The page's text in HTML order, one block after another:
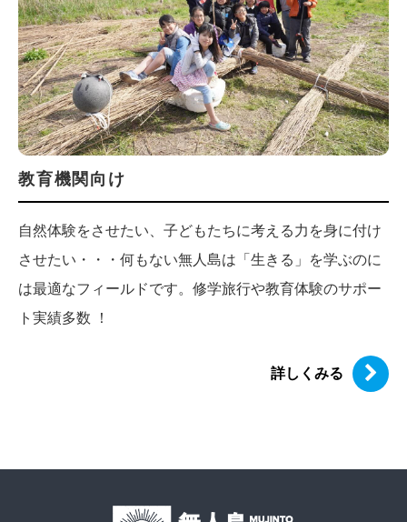
教育機関向け
自然体験をさせたい、子どもたちに考える力を身に付け
させたい・・・何もない無人島は「生きる」を学ぶのに
は最適なフィールドです。修学旅行や教育体験のサポー
ト実績多数 ！
詳しくみる